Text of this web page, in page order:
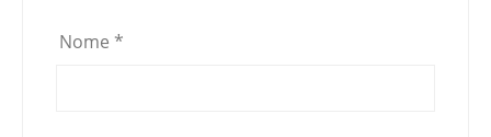
Nome *